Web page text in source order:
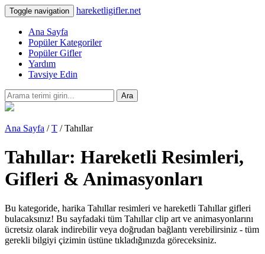
Toggle navigation hareketligifler.net
Ana Sayfa
Popüler Kategoriler
Popüler Gifler
Yardım
Tavsiye Edin
Ara
Ana Sayfa /T / Tahıllar
Tahıllar: Hareketli Resimleri,
Gifleri & Animasyonları
Bu kategoride, harika Tahıllar resimleri ve hareketli Tahıllar gifleri
bulacaksınız! Bu sayfadaki tüm Tahıllar clip art ve animasyonlarını
ücretsiz olarak indirebilir veya doğrudan bağlantı verebilirsiniz - tüm
gerekli bilgiyi çizimin üstüne tıkladığınızda göreceksiniz.